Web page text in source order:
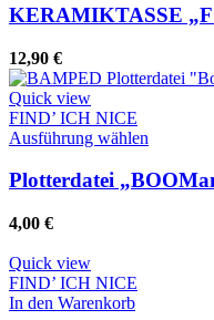
KERAMIKTASSE
12,90 €
Quick view
FIND’ ICH NICE
Ausführung wählen
weist
Plotterdatei
4,00 €
Quick view
FIND’ ICH NICE
In den Warenkorb